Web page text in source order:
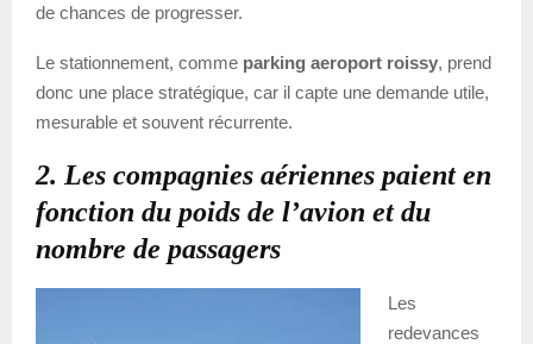
de chances de progresser.
Le stationnement, comme parking aeroport roissy, prend
donc une place stratégique, car il capte une demande utile,
mesurable et souvent récurrente.
2. Les compagnies aériennes paient en
fonction du poids de l’avion et du
nombre de passagers
Les
redevances